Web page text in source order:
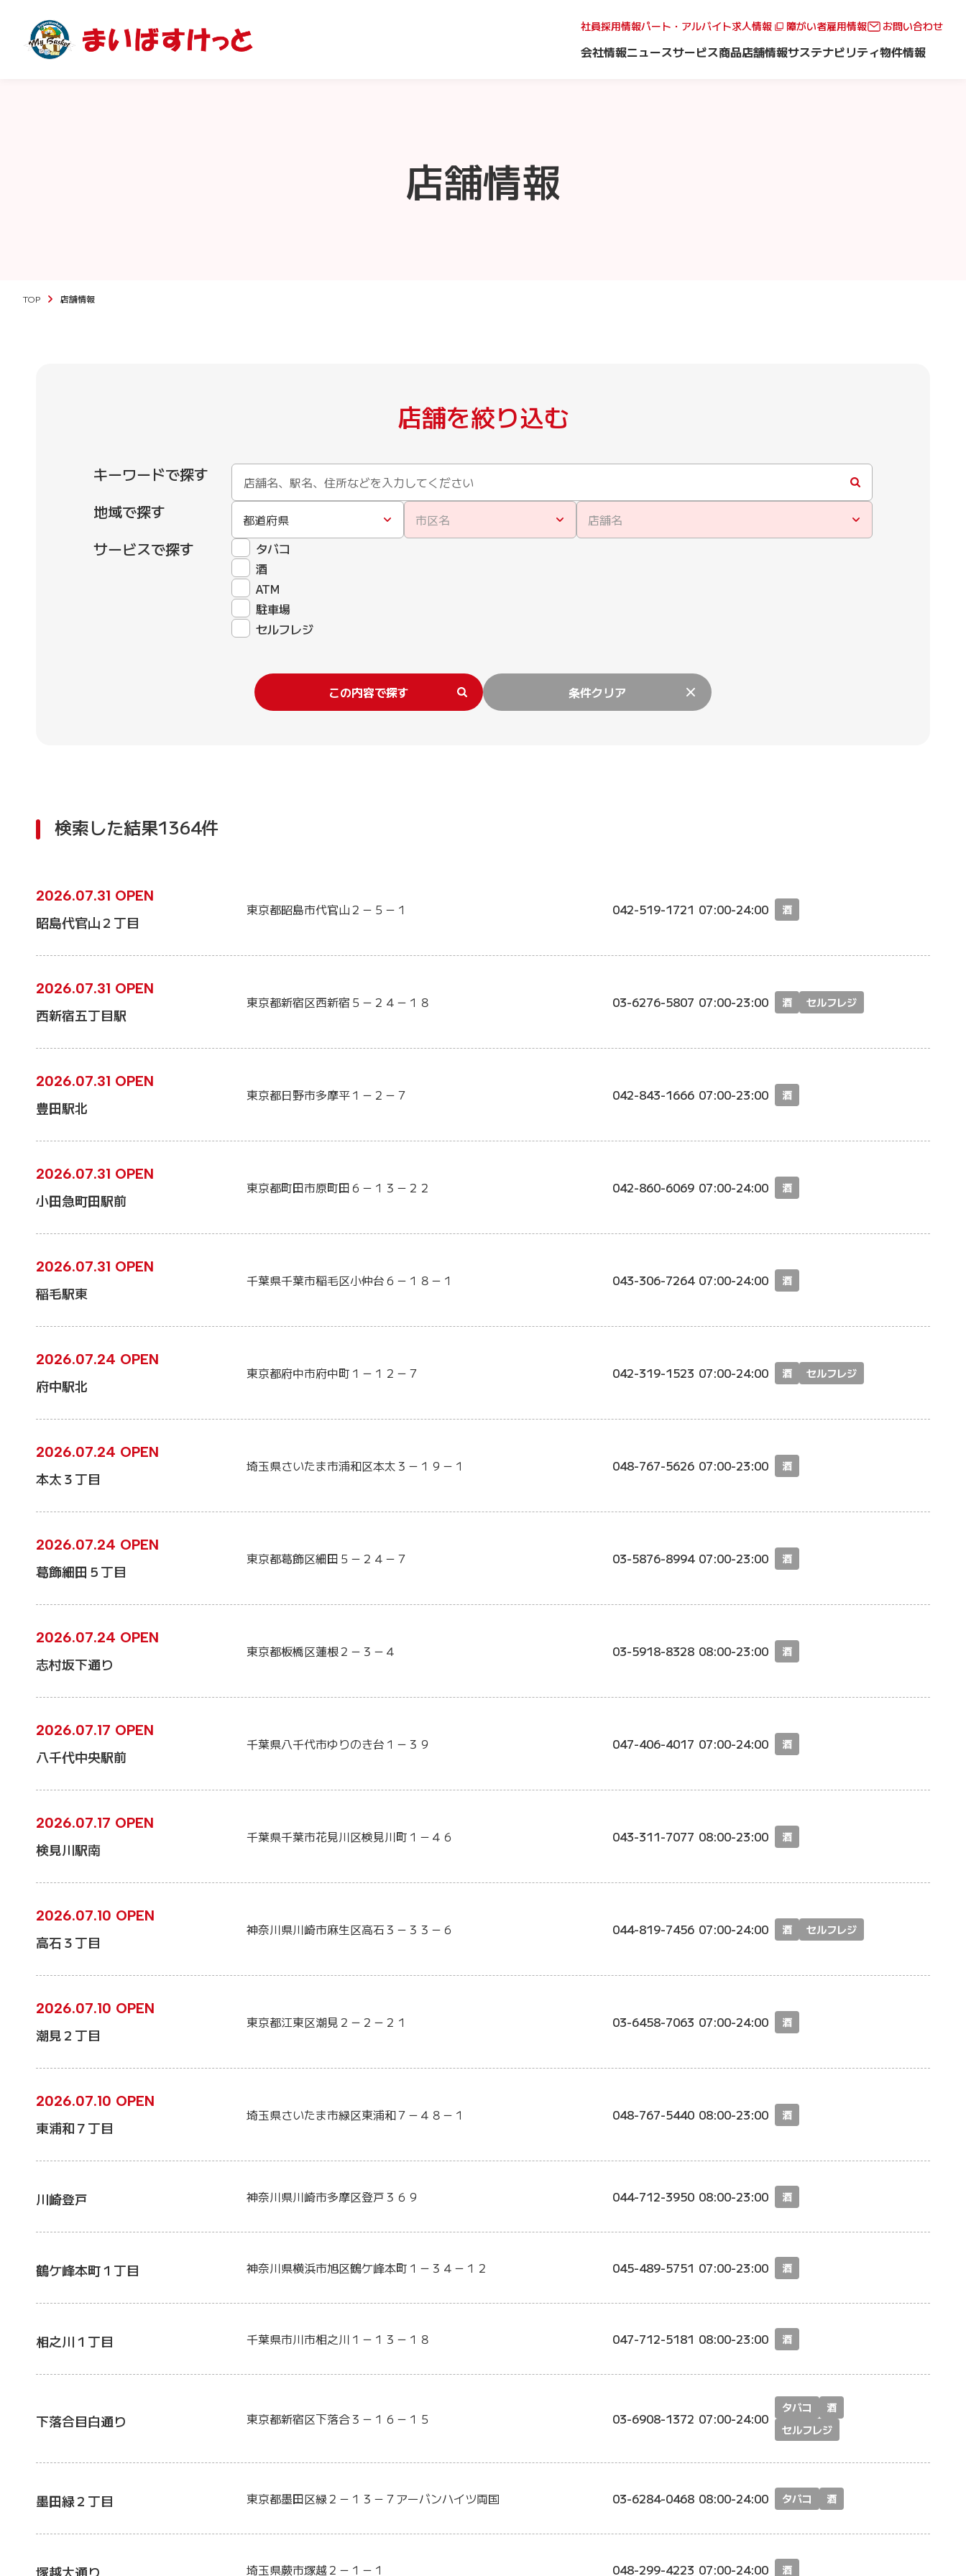
社員採用情報パート・アルバイト求人情報 障がい者雇用情報 お問い合わせ
会社情報ニュースサービス商品店舗情報サステナビリティ物件情報
店舗情報
TOP 店舗情報
店舗を絞り込む
キーワードで探す
地域で探す
都道府県 市区名 店舗名
サービスで探す
タバコ
酒
ATM
駐車場
セルフレジ
この内容で探す 条件クリア
検索した結果1364件
2026.07.31 OPEN
昭島代官山２丁目
東京都昭島市代官山２－５－１ 042-519-1721 07:00-24:00 酒
2026.07.31 OPEN
西新宿五丁目駅
東京都新宿区西新宿５－２４－１８ 03-6276-5807 07:00-23:00 酒 セルフレジ
2026.07.31 OPEN
豊田駅北
東京都日野市多摩平１－２－７ 042-843-1666 07:00-23:00 酒
2026.07.31 OPEN
小田急町田駅前
東京都町田市原町田６－１３－２２ 042-860-6069 07:00-24:00 酒
2026.07.31 OPEN
稲毛駅東
千葉県千葉市稲毛区小仲台６－１８－１ 043-306-7264 07:00-24:00 酒
2026.07.24 OPEN
府中駅北
東京都府中市府中町１－１２－７ 042-319-1523 07:00-24:00 酒 セルフレジ
2026.07.24 OPEN
本太３丁目
埼玉県さいたま市浦和区本太３－１９－１ 048-767-5626 07:00-23:00 酒
2026.07.24 OPEN
葛飾細田５丁目
東京都葛飾区細田５－２４－７ 03-5876-8994 07:00-23:00 酒
2026.07.24 OPEN
志村坂下通り
東京都板橋区蓮根２－３－４ 03-5918-8328 08:00-23:00 酒
2026.07.17 OPEN
八千代中央駅前
千葉県八千代市ゆりのき台１－３９ 047-406-4017 07:00-24:00 酒
2026.07.17 OPEN
検見川駅南
千葉県千葉市花見川区検見川町１－４６ 043-311-7077 08:00-23:00 酒
2026.07.10 OPEN
高石３丁目
神奈川県川崎市麻生区高石３－３３－６ 044-819-7456 07:00-24:00 酒 セルフレジ
2026.07.10 OPEN
潮見２丁目
東京都江東区潮見２－２－２１ 03-6458-7063 07:00-24:00 酒
2026.07.10 OPEN
東浦和７丁目
埼玉県さいたま市緑区東浦和７－４８－１ 048-767-5440 08:00-23:00 酒
川崎登戸 神奈川県川崎市多摩区登戸３６９ 044-712-3950 08:00-23:00 酒
鶴ケ峰本町１丁目 神奈川県横浜市旭区鶴ケ峰本町１－３４－１２ 045-489-5751 07:00-23:00 酒
相之川１丁目 千葉県市川市相之川１－１３－１８ 047-712-5181 08:00-23:00 酒
下落合目白通り 東京都新宿区下落合３－１６－１５ 03-6908-1372 07:00-24:00
タバコ
酒
セルフレジ
墨田緑２丁目 東京都墨田区緑２－１３－７アーバンハイツ両国 03-6284-0468 08:00-24:00 タバコ 酒
塚越大通り 埼玉県蕨市塚越２－１－１ 048-299-4223 07:00-24:00 酒